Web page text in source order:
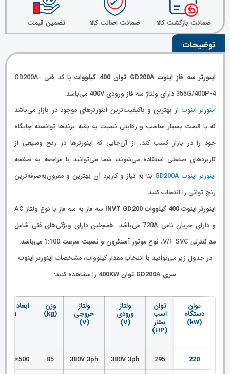
ضمانت بازگشت کالا ضمانت اصالت کالا تضمین قیمت
توضیحات
اینورتر سه فاز اینوت GD200A توان 400 کیلووات
با کد فنی GD200A-
355G/400P-4 دارای ولتاژ سه فاز ورودی 400V می‌باشد.
اینورتر اینوت از بهترین و باکیفیت‌ترین اینورترهای موجود در بازار می‌باشد
که با قیمت بسیار مناسب و رقابتی نسبت به بقیه برندها توانسته جایگاه
خود را در بازار کسب کند. از آن‌جایی که اینورترها در رنج وسیعی از
کاربردهای صنعتی استفاده می‌شوند، شما می‌توانید با مراجعه به صفحه
اینورتر اینوت GD200A
بنا به نیاز و کاربرد آن بهترین و مقرون‌به‌صرفه‌ترین
رنج توانی را انتخاب کنید.
اینورتر اینوت 400 کیلووات INVT GD200
سه فاز به سه فاز با نوع ولتاژ AC
و دارای جریان نامی 720A می‌باشد. همچنین دارای ویژگی‌های فنی شامل
مد کنترلی V/F SVC، نوع موتور آسنکرون و نسبت سرعت 1:100 می‌باشد.
در جدول زیر می‌توانید با انتخاب مقدار کیلووات، مشخصاتاینورتر اینوت
سری GD200A توان 400KW
را مشاهده کنید:
توان
دستگاه
(kW)
توان
اسب
بخار
(HP)
ولتاژ
ورودی
(V)
ولتاژ
خروجی
(V)
وزن
(kg)
mm)
220
295
380V 3ph
380V 3ph
85
500×870×368